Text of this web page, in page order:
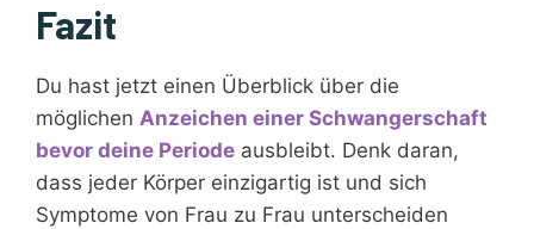
Fazit
Du hast jetzt einen Überblick über die
möglichen Anzeichen einer Schwangerschaft
bevor deine Periode ausbleibt. Denk daran,
dass jeder Körper einzigartig ist und sich
Symptome von Frau zu Frau unterscheiden